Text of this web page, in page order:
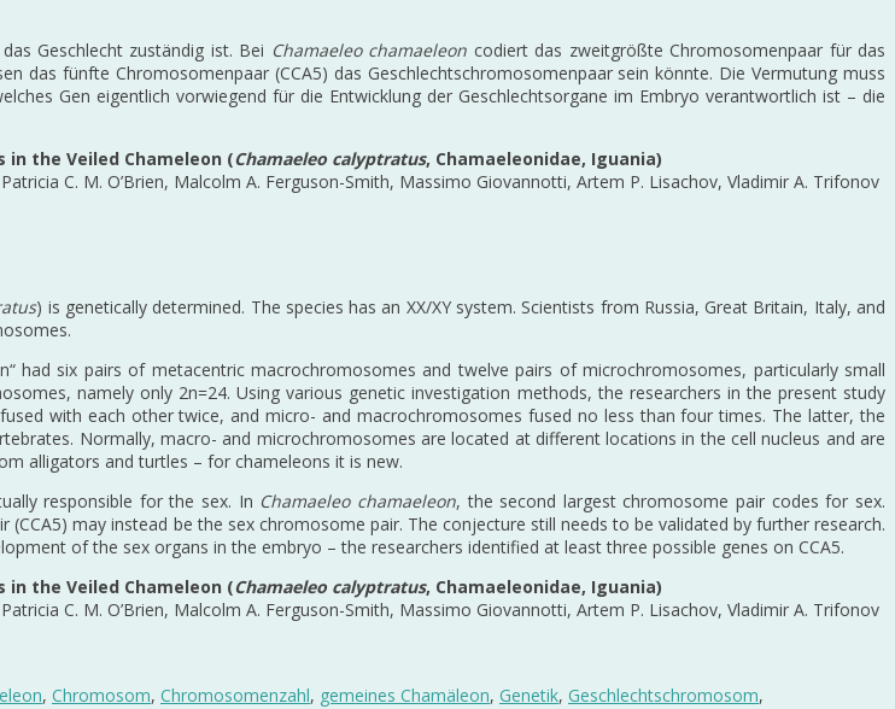
Geschlecht zuständig ist. Bei Chamaeleo chamaeleon codiert das zweitgrößte Chromosomenpaar für das
das fünfte Chromosomenpaar (CCA5) das Geschlechtschromosomenpaar sein könnte. Die Vermutung muss
Gen eigentlich vorwiegend für die Entwicklung der Geschlechtsorgane im Embryo verantwortlich ist – die
the Veiled Chameleon (Chamaeleo calyptratus, Chamaeleonidae, Iguania)
C. M. O’Brien, Malcolm A. Ferguson-Smith, Massimo Giovannotti, Artem P. Lisachov, Vladimir A. Trifonov
) is genetically determined. The species has an XX/XY system. Scientists from Russia, Great Britain, Italy, and
had six pairs of metacentric macrochromosomes and twelve pairs of microchromosomes, particularly small
namely only 2n=24. Using various genetic investigation methods, the researchers in the present study
with each other twice, and micro- and macrochromosomes fused no less than four times. The latter, the
Normally, macro- and microchromosomes are located at different locations in the cell nucleus and are
alligators and turtles – for chameleons it is new.
responsible for the sex. In Chamaeleo chamaeleon, the second largest chromosome pair codes for sex.
may instead be the sex chromosome pair. The conjecture still needs to be validated by further research.
of the sex organs in the embryo – the researchers identified at least three possible genes on CCA5.
the Veiled Chameleon (Chamaeleo calyptratus, Chamaeleonidae, Iguania)
C. M. O’Brien, Malcolm A. Ferguson-Smith, Massimo Giovannotti, Artem P. Lisachov, Vladimir A. Trifonov
, Chromosom, Chromosomenzahl, gemeines Chamäleon, Genetik, Geschlechtschromosom,